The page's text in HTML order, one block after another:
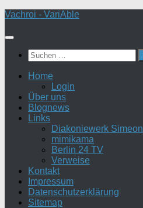
Zum
springen
Vachroi - VariAble
Suchen
nach:
Home
Login
Über uns
Blognews
Links
Diakoniewerk Simeon
mimikama
Berlin 24 TV
Verweise
Kontakt
Impressum
Datenschutzerklärung
Sitemap